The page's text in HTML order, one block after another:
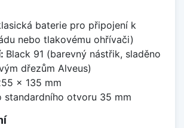
baterie pro připojení k
nebo tlakovému ohřívači)
Black 91 (barevný nástřik, sladěno
dřezům Alveus)
x 135 mm
standardního otvoru 35 mm